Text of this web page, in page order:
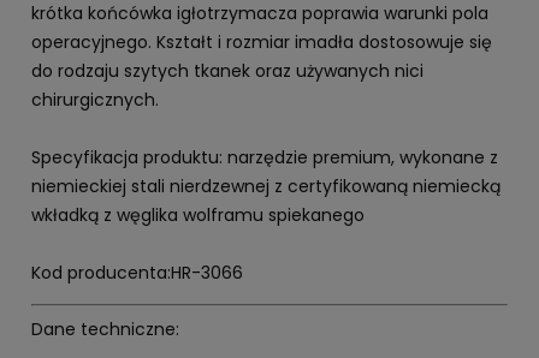
krótka końcówka igłotrzymacza poprawia warunki pola
operacyjnego. Kształt i rozmiar imadła dostosowuje się
do rodzaju szytych tkanek oraz używanych nici
chirurgicznych.
Specyfikacja produktu: narzędzie premium, wykonane z
niemieckiej stali nierdzewnej z certyfikowaną niemiecką
wkładką z węglika wolframu spiekanego
Kod producenta:HR-3066
Dane techniczne: